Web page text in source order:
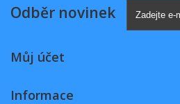
Odběr novinek
Můj účet
Informace